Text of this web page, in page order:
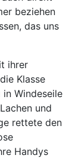
beziehen
das uns
ihrer
Klasse
Windeseile
und
rettete den
Handys